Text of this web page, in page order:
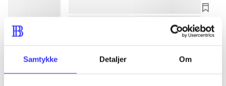
Samtykke Detaljer Om
lorem ipsum dolor sit amet ...
lorem ipsum dolor sit amet ...
lorem ipsum dolor sit amet ...
lorem ipsum dolor sit amet ...